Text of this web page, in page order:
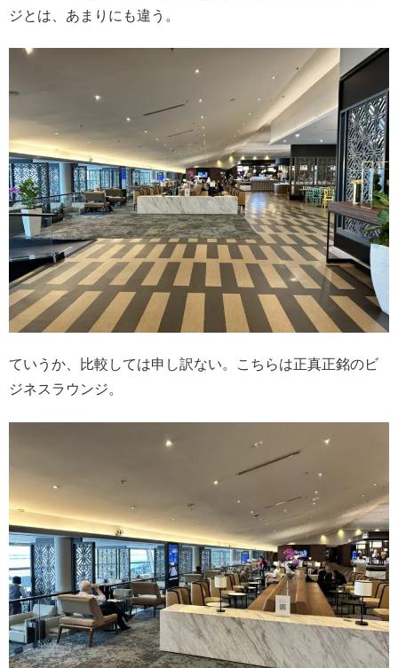
ジとは、あまりにも違う。
ていうか、比較しては申し訳ない。こちらは正真正銘のビ
ジネスラウンジ。